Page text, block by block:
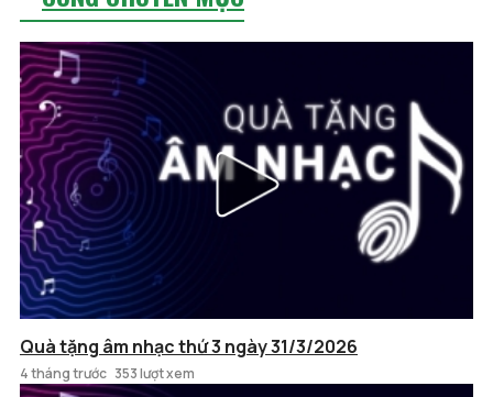
Quà tặng âm nhạc thứ 3 ngày 31/3/2026
4 tháng trước 353 lượt xem